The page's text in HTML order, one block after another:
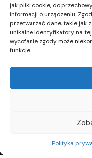
jak pliki cookie, do
informacji o urządzeniu.
przetwarzać dane, takie jak
unikalne identyfikatory na
wycofanie zgody może
funkcje.
Polityka